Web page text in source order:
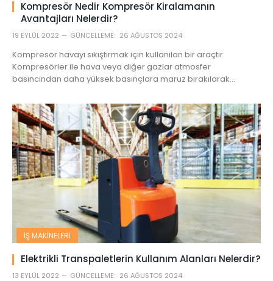
Kompresör Nedir Kompresör Kiralamanın
Avantajları Nelerdir?
19 EYLÜL 2022 GÜNCELLEME: 26 AĞUSTOS 2024
Kompresör havayı sıkıştırmak için kullanılan bir araçtır.
Kompresörler ile hava veya diğer gazlar atmosfer
basıncından daha yüksek basınçlara maruz bırakılarak…
İŞ MAKINELERI
Elektrikli Transpaletlerin Kullanım Alanları Nelerdir?
13 EYLÜL 2022 GÜNCELLEME: 26 AĞUSTOS 2024